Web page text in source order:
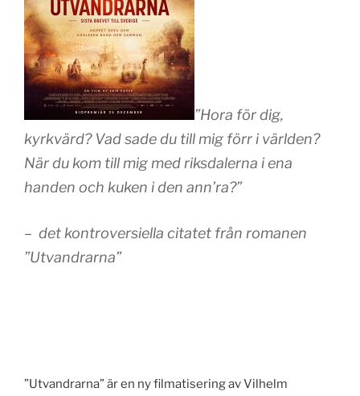
”Hora för dig,
kyrkvärd? Vad sade du till mig förr i världen?
När du kom till mig med riksdalerna i ena
handen och kuken i den ann’ra?”
– det kontroversiella citatet från romanen
”Utvandrarna”
”Utvandrarna” är en ny filmatisering av Vilhelm